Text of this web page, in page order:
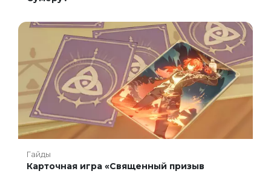
Гайды
Карточная игра «Священный призыв